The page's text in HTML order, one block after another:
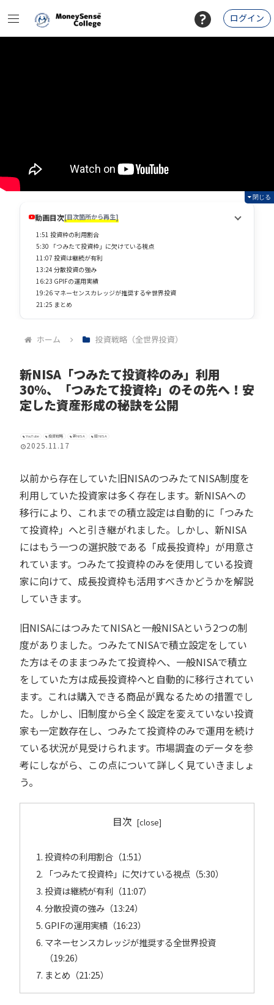
ログイン
ホーム 投資戦略（全世界投資）
新NISA「つみたて投資枠のみ」利用
30％、「つみたて投資枠」のその先へ！安
定した資産形成の秘訣を公開
YouTube 投資戦略 新NISA 旧NISA
2025.11.17
以前から存在していた旧NISAのつみたてNISA制度を
利用していた投資家は多く存在します。新NISAへの
移行により、これまでの積立設定は自動的に「つみた
て投資枠」へと引き継がれました。しかし、新NISA
にはもう一つの選択肢である「成長投資枠」が用意さ
れています。つみたて投資枠のみを使用している投資
家に向けて、成長投資枠も活用すべきかどうかを解説
していきます。
旧NISAにはつみたてNISAと一般NISAという2つの制
度がありました。つみたてNISAで積立設定をしてい
た方はそのままつみたて投資枠へ、一般NISAで積立
をしていた方は成長投資枠へと自動的に移行されてい
ます。これは購入できる商品が異なるための措置でし
た。しかし、旧制度から全く設定を変えていない投資
家も一定数存在し、つみたて投資枠のみで運用を続け
ている状況が見受けられます。市場調査のデータを参
考にしながら、この点について詳しく見ていきましょ
う。
目次
投資枠の利用割合（1:51）
「つみたて投資枠」に欠けている視点（5:30）
投資は継続が有利（11:07）
分散投資の強み（13:24）
GPIFの運用実績（16:23）
マネーセンスカレッジが推奨する全世界投資
（19:26）
まとめ（21:25）
閉じる
動画目次[目次箇所から再生]
1:51 投資枠の利用割合
5:30 「つみたて投資枠」に欠けている視点
11:07 投資は継続が有利
13:24 分散投資の強み
16:23 GPIFの運用実績
19:26 マネーセンスカレッジが推奨する全世界投資
21:25 まとめ